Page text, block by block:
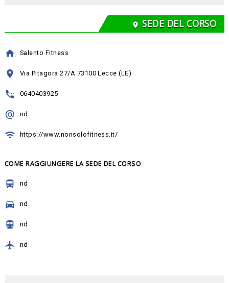
location_on SEDE DEL CORSO
home Salento Fitness
location_on Via Pitagora 27/A 73100 Lecce (LE)
settings_phone 0640403925
alternate_email nd
wifi https://www.nonsolofitness.it/
COME RAGGIUNGERE LA SEDE DEL CORSO
directions_bus nd
directions_car nd
directions_transit nd
local_airport nd